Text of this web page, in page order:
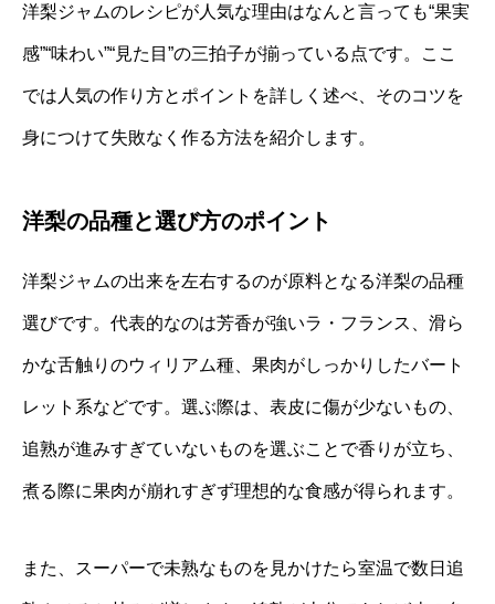
洋梨ジャムのレシピが人気な理由はなんと言っても“果実
感”“味わい”“見た目”の三拍子が揃っている点です。ここ
では人気の作り方とポイントを詳しく述べ、そのコツを
身につけて失敗なく作る方法を紹介します。
洋梨の品種と選び方のポイント
洋梨ジャムの出来を左右するのが原料となる洋梨の品種
選びです。代表的なのは芳香が強いラ・フランス、滑ら
かな舌触りのウィリアム種、果肉がしっかりしたバート
レット系などです。選ぶ際は、表皮に傷が少ないもの、
追熟が進みすぎていないものを選ぶことで香りが立ち、
煮る際に果肉が崩れすぎず理想的な食感が得られます。
また、スーパーで未熟なものを見かけたら室温で数日追